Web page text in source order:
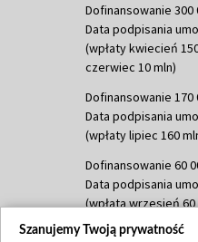
Dofinansowanie 300
Data podpisania
(wpłaty kwiecień
czerwiec 10 mln)
Dofinansowanie 170
Data podpisania
(wpłaty lipiec 160
Dofinansowanie 60
Data podpisania
(wpłata wrzesień 60
Dofinansowanie 635
Szanujemy Twoją prywatność